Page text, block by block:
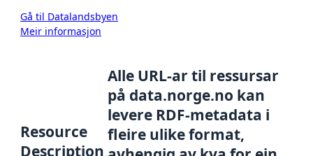
Gå til Datalandsbyen
Meir informasjon
Resource
Description
Alle URL-ar til ressursar
på data.norge.no kan
levere RDF-metadata i
fleire ulike format,